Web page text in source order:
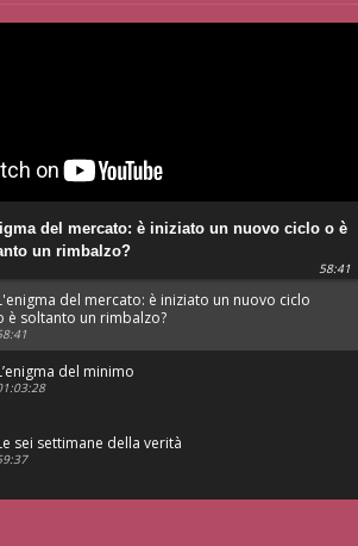
del mercato: è iniziato un nuovo ciclo o è
un rimbalzo?
58:41
del mercato: è iniziato un nuovo ciclo
è soltanto un rimbalzo?
del minimo
sei settimane della verità